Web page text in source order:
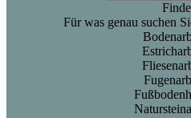
Für was genau suchen